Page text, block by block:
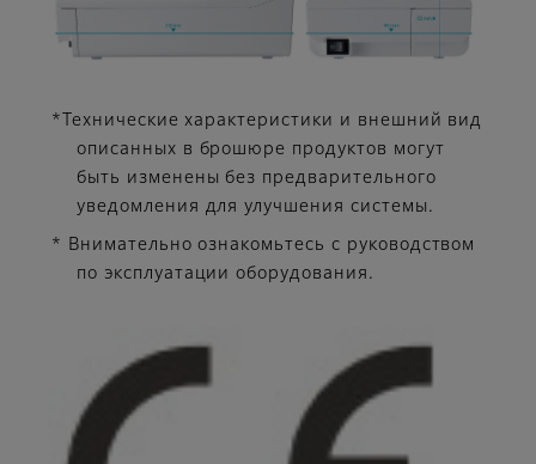
*Технические характеристики и внешний вид
описанных в брошюре продуктов могут
быть изменены без предварительного
уведомления для улучшения системы.
* Внимательно ознакомьтесь с руководством
по эксплуатации оборудования.